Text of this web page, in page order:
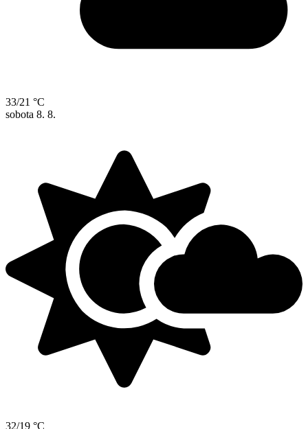
33/21 °C
sobota 8. 8.
32/19 °C